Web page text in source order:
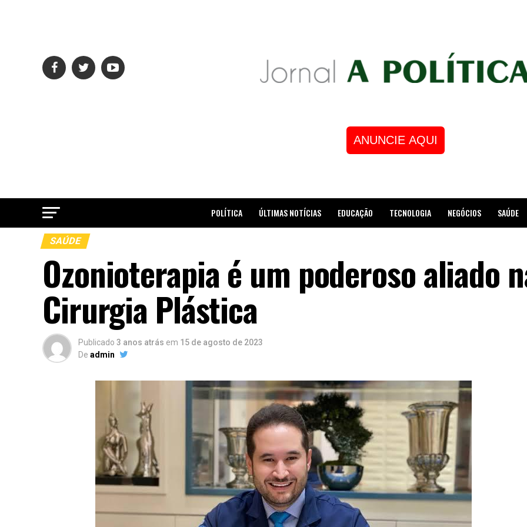
ANUNCIE AQUI
POLÍTICA ÚLTIMAS NOTÍCIAS EDUCAÇÃO TECNOLOGIA NEGÓCIOS SAÚDE
SAÚDE
Ozonioterapia é um poderoso aliado
Cirurgia Plástica
Publicado 3 anos atrás em 15 de agosto de 2023
De admin